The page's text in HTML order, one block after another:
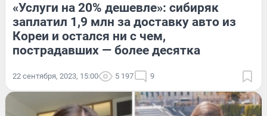
«Услуги на 20% дешевле»: сибиряк
заплатил 1,9 млн за доставку авто из
Кореи и остался ни с чем,
пострадавших — более десятка
22 сентября, 2023, 15:00 5 197 9